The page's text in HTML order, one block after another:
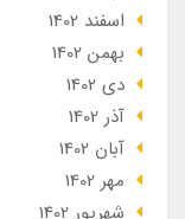
اسفند 1402
بهمن 1402
دی 1402
آذر 1402
آبان 1402
مهر 1402
شهریور 1402